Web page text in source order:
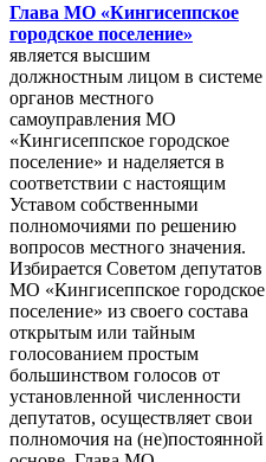
Глава МО «Кингисеппское
городское поселение»
является высшим
должностным лицом в системе
органов местного
самоуправления МО
«Кингисеппское городское
поселение» и наделяется в
соответствии с настоящим
Уставом собственными
полномочиями по решению
вопросов местного значения.
Избирается Советом депутатов
МО «Кингисеппское городское
поселение» из своего состава
открытым или тайным
голосованием простым
большинством голосов от
установленной численности
депутатов, осуществляет свои
полномочия на (не)постоянной